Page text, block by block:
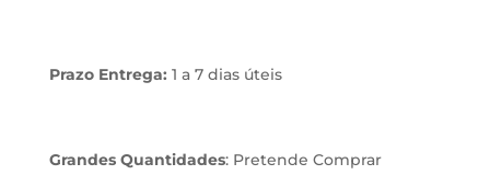
Prazo Entrega: 1 a 7 dias úteis
Grandes Quantidades: Pretende Comprar